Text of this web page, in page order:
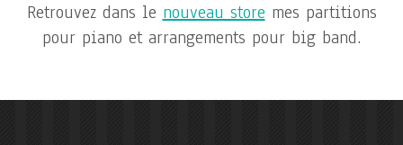
Retrouvez dans lenouveau storemes partitions
pour piano et arrangements pour big band.